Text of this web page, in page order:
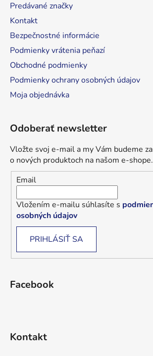
Predávané značky
Kontakt
Bezpečnostné informácie
Podmienky vrátenia peňazí
Obchodné podmienky
Podmienky ochrany osobných údajov
Moja objednávka
Odoberať newsletter
Vložte svoj e-mail a my Vám budeme
o nových produktoch na našom e-shope.
Email
Vložením e-mailu súhlasíte s
osobných údajov
PRIHLÁSIŤ SA
Facebook
Kontakt